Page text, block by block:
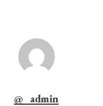
@_admin